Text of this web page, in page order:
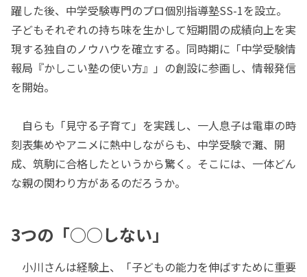
躍した後、中学受験専門のプロ個別指導塾SS-1を設立。
子どもそれぞれの持ち味を生かして短期間の成績向上を実
現する独自のノウハウを確立する。同時期に「中学受験情
報局『かしこい塾の使い方』」の創設に参画し、情報発信
を開始。
自らも「見守る子育て」を実践し、一人息子は電車の時
刻表集めやアニメに熱中しながらも、中学受験で灘、開
成、筑駒に合格したというから驚く。そこには、一体どん
な親の関わり方があるのだろうか。
3つの「○○しない」
小川さんは経験上、「子どもの能力を伸ばすために重要